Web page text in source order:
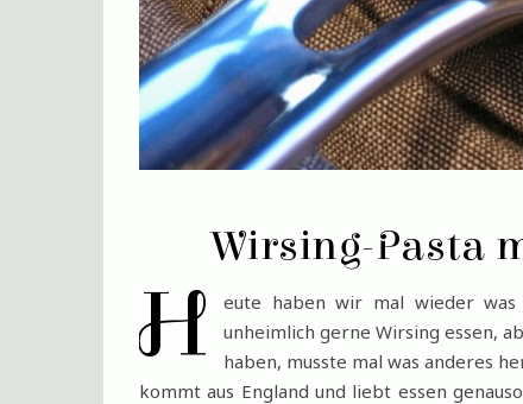
Wirsing-Pasta
H
eute haben wir mal wieder was
unheimlich gerne Wirsing essen,
haben, musste mal was anderes
kommt aus England und liebt essen